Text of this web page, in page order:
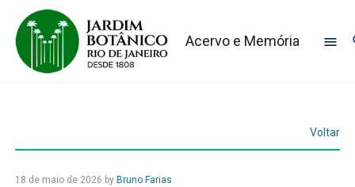
Acervo e Memória
Voltar
18 de maio de 2026 by Bruno Farias